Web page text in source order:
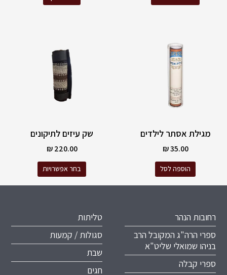
מגילת אסתר לילדים
35.00
₪
הוספה לסל
שק עיזים לתיקונים
220.00
₪
בחר אפשרויות
בעמוד
רחובות הנהר
ספרי הרה"ג המקובל הרב
בניהו שמואלי שליט"א
ספרי קבלה
טליתות
סגולות / קמעות
שבת
חגים